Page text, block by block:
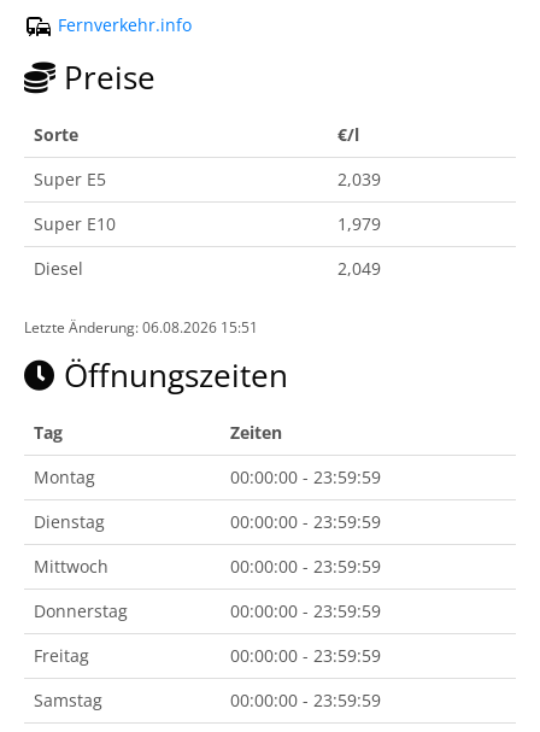
Fernverkehr.info
Preise
Sorte
€/l
Super E5
2,039
Super E10
1,979
Diesel
2,049
Letzte Änderung: 06.08.2026 15:51
Öffnungszeiten
Tag
Zeiten
Montag
00:00:00 - 23:59:59
Dienstag
00:00:00 - 23:59:59
Mittwoch
00:00:00 - 23:59:59
Donnerstag
00:00:00 - 23:59:59
Freitag
00:00:00 - 23:59:59
Samstag
00:00:00 - 23:59:59